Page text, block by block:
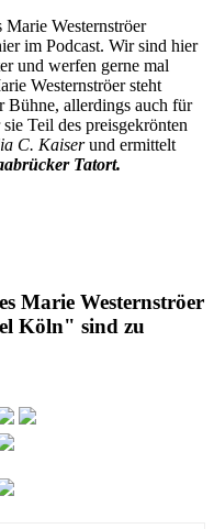
Marie Westernströer
im Podcast. Wir sind hier
und werfen gerne mal
Westernströer steht
Bühne, allerdings auch für
Teil des preisgekrönten
C. Kaiserund ermittelt
Tatort.
Marie Westernströer
Köln" sind zu